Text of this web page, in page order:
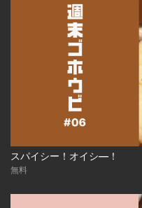
スパイシー！オイシ―！
無料